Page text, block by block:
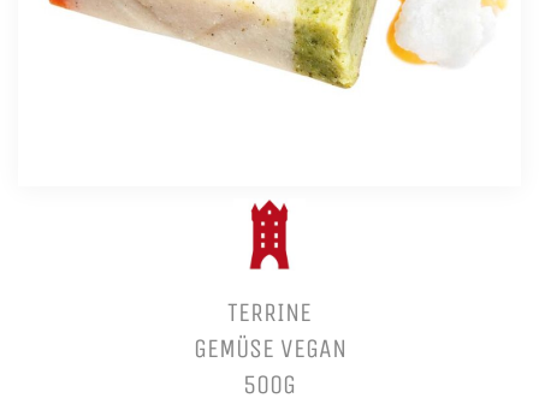
TERRINE
GEMÜSE VEGAN
500G